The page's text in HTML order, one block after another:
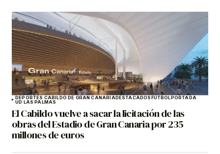
DEPORTES CABILDO DE GRAN CANARIADESTACADOSFÚTBOLPORTADA
UD LAS PALMAS
El Cabildo vuelve a sacar la licitación de las
obras del Estadio de Gran Canaria por 235
millones de euros